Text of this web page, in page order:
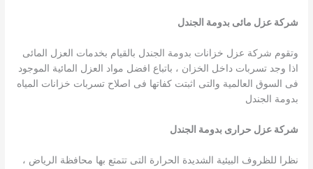
شركة عزل مائى بدومة الجندل
وتقوم شركة عزل خزانات بدومة الجندل بالقيام بخدمات العزل المائى
اذا وجد تسربات داخل الخزان ، باتباع افضل مواد العزل المائية الموجود
فى السوق العالمية والتى اثبتت كفاتها فى اصلاح تسربات خزانات المياه
بدومة الجندل
شركة عزل حرارى بدومة الجندل
نظرا للظروف البيئية الشديدة الحرارة التى تتمتع بها محافظة الرياض ،